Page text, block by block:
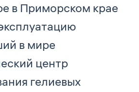
в Приморском крае
в мире
центр
гелиевых